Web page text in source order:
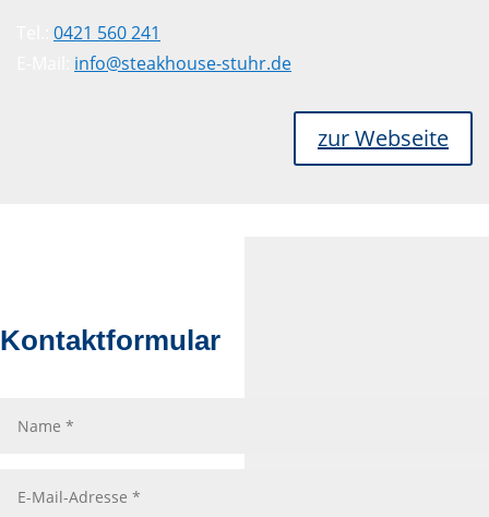
0421 560 241
info@steakhouse-stuhr.de
zur Webseite
Kontaktformular